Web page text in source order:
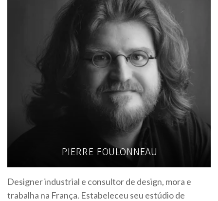
PIERRE FOULONNEAU
Designer industrial e consultor de design, mora e
trabalha na França. Estabeleceu seu estúdio de